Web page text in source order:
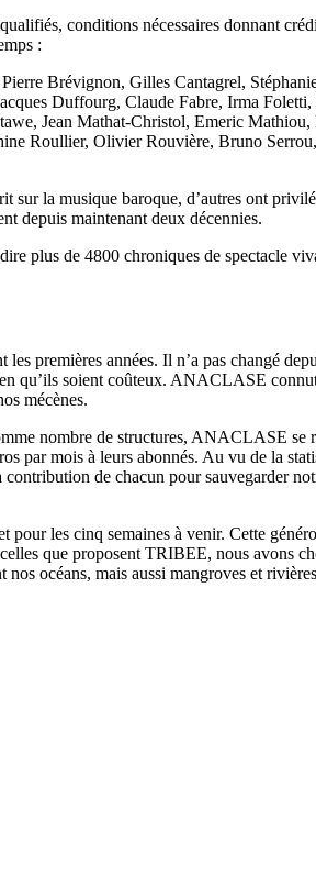
conditions nécessaires donnant
:
Brévignon, Gilles Cantagrel,
Duffourg, Claude Fabre, Irma
Jean Mathat-Christol, Emeric
Roullier, Olivier Rouvière, Bruno
sur la musique baroque, d’autres ont
depuis maintenant deux décennies.
plus de 4800 chroniques de spectacle
les premières années. Il n’a pas changé
qu’ils soient coûteux. ANACLASE
mécènes.
nombre de structures, ANACLASE se
par mois à leurs abonnés. Au vu de la
de chacun pour sauvegarder
pour les cinq semaines à venir. Cette
celles que proposent TRIBEE, nous
océans, mais aussi mangroves et